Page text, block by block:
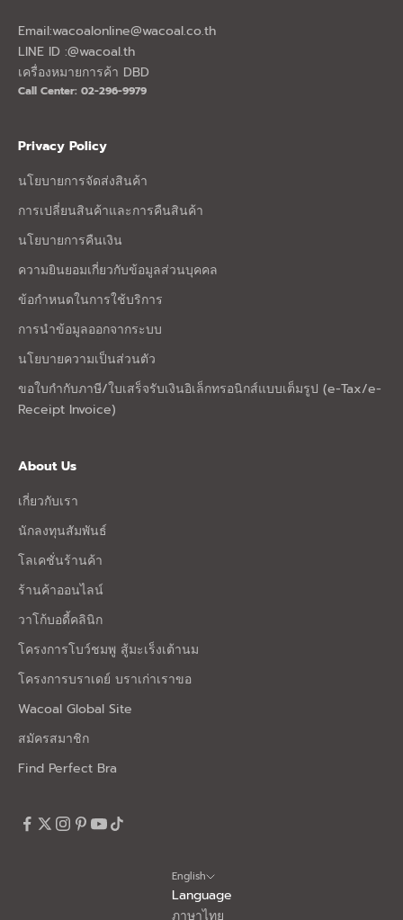
Email:wacoalonline@wacoal.co.th
LINE ID :@wacoal.th
เครื่องหมายการค้า DBD
Call Center: 02-296-9979
Privacy Policy
นโยบายการจัดส่งสินค้า
การเปลี่ยนสินค้าและการคืนสินค้า
นโยบายการคืนเงิน
ความยินยอมเกี่ยวกับข้อมูลส่วนบุคคล
ข้อกำหนดในการใช้บริการ
การนำข้อมูลออกจากระบบ
นโยบายความเป็นส่วนตัว
ขอใบกำกับภาษี/ใบเสร็จรับเงินอิเล็กทรอนิกส์แบบเต็มรูป (e-Tax/e-
Receipt Invoice)
About Us
เกี่ยวกับเรา
นักลงทุนสัมพันธ์
โลเคชั่นร้านค้า
ร้านค้าออนไลน์
วาโก้บอดี้คลินิก
โครงการโบว์ชมพู สู้มะเร็งเต้านม
โครงการบราเดย์ บราเก่าเราขอ
Wacoal Global Site
สมัครสมาชิก
Find Perfect Bra
English
Language
ภาษาไทย